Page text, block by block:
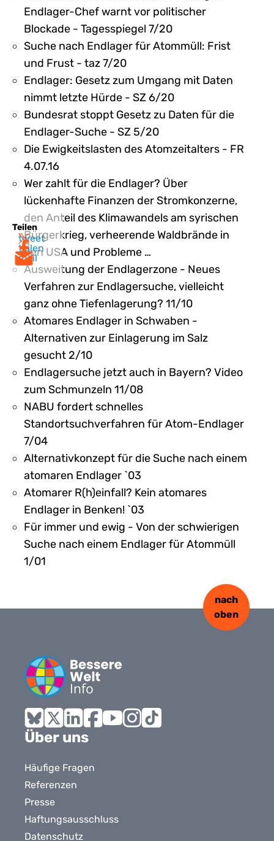
Teilen
tweet
teilen
mail
Endlager-Chef warnt vor politischer
Blockade - Tagesspiegel 7/20
Suche nach Endlager für Atommüll: Frist
und Frust - taz 7/20
Endlager: Gesetz zum Umgang mit Daten
nimmt letzte Hürde - SZ 6/20
Bundesrat stoppt Gesetz zu Daten für die
Endlager-Suche - SZ 5/20
Die Ewigkeitslasten des Atomzeitalters - FR
4.07.16
Wer zahlt für die Endlager? Über
lückenhafte Finanzen der Stromkonzerne,
den Anteil des Klimawandels am syrischen
Bürgerkrieg, verheerende Waldbrände in
den USA und Probleme …
Ausweitung der Endlagerzone - Neues
Verfahren zur Endlagersuche, vielleicht
ganz ohne Tiefenlagerung? 11/10
Atomares Endlager in Schwaben -
Alternativen zur Einlagerung im Salz
gesucht 2/10
Endlagersuche jetzt auch in Bayern? Video
zum Schmunzeln 11/08
NABU fordert schnelles
Standortsuchverfahren für Atom-Endlager
7/04
Alternativkonzept für die Suche nach einem
atomaren Endlager `03
Atomarer R(h)einfall? Kein atomares
Endlager in Benken! `03
Für immer und ewig - Von der schwierigen
Suche nach einem Endlager für Atommüll
1/01
Bluesky
X LinkedInFacebook
nach
oben
Über uns
Häufige Fragen
Referenzen
Presse
Haftungsausschluss
Datenschutz